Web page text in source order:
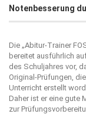
Notenbesserung
Die „Abitur-Trainer
bereitet ausführlich
des Schuljahres vor,
Original-Prüfungen,
Unterricht erstellt
Daher ist er eine gute
zur